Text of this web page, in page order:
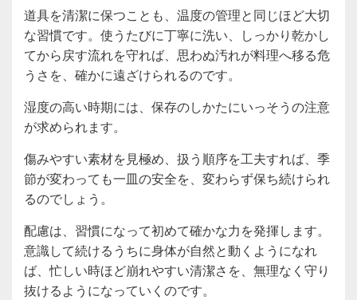
道具を清潔に保つことも、温度の管理と同じほど大切
な習慣です。使うたびに丁寧に洗い、しっかり乾かし
てから戻す流れを守れば、思わぬ汚れが料理へ移る危
うさを、確かに遠ざけられるのです。
湿度の高い時期には、保存のしかたにいっそうの注意
が求められます。
傷みやすい素材を見極め、扱う順序を工夫すれば、季
節が変わっても一皿の安全を、変わらず保ち続けられ
るのでしょう。
配慮は、習慣になって初めて確かな力を発揮します。
意識して続けるうちに身体が自然と動くようになれ
ば、忙しい時ほど崩れやすい清潔さを、無理なく守り
抜けるようになっていくのです。